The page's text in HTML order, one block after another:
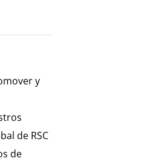
y
de RSC
de